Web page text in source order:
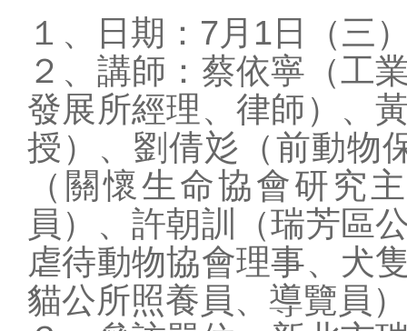
１、日期：7月1日（三
２、講師：蔡依寧（工
發展所經理、律師）、
授）、劉倩彣（前動物
（關懷生命協會研究
員）、許朝訓（瑞芳區
虐待動物協會理事、犬
貓公所照養員、導覽員